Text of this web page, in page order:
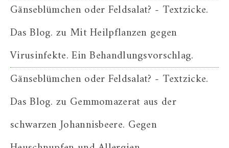
Gänseblümchen oder Feldsalat? - Textzicke.
Das Blog. zu Mit Heilpflanzen gegen
Virusinfekte. Ein Behandlungsvorschlag.
Gänseblümchen oder Feldsalat? - Textzicke.
Das Blog. zu Gemmomazerat aus der
schwarzen Johannisbeere. Gegen